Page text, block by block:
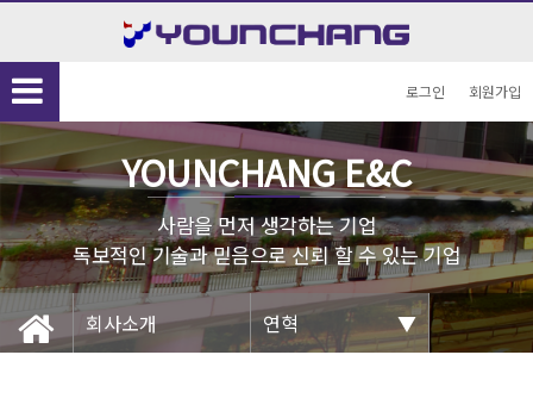
회원가입
로그인
YOUNCHANG E&C
사람을 먼저 생각하는 기업
회사소개 연혁
지사항공지사항공… 공지사항공지사항공지사항공…